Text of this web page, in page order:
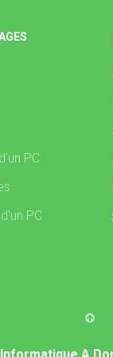
PC
PC